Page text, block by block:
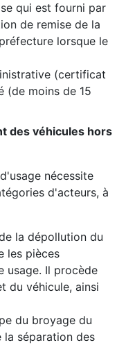
qui est fourni par
de remise de la
lorsque le
(certificat
(de moins de 15
des véhicules hors
nécessite
d'acteurs, à
la dépollution du
les pièces
usage. Il procède
du véhicule, ainsi
du broyage du
la séparation des